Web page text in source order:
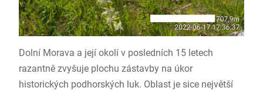
Dolní Morava a její okolí v posledních 15 letech
razantně zvyšuje plochu zástavby na úkor
historických podhorských luk. Oblast je sice největší